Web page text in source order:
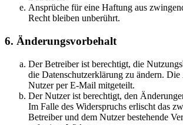
Ansprüche für eine Haftung aus
Recht bleiben unberührt.
6. Änderungsvorbehalt
Der Betreiber ist berechtigt, die
die Datenschutzerklärung zu ändern.
Nutzer per E-Mail mitgeteilt.
Der Nutzer ist berechtigt, den
Im Falle des Widerspruchs erlischt das
Betreiber und dem Nutzer bestehende